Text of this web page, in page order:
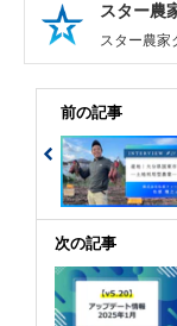
スター農
スター農家
前の記事
次の記事